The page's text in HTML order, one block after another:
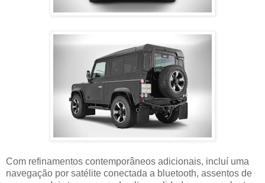
Com refinamentos contemporâneos adicionais, incluí uma
navegação por satélite conectada a bluetooth, assentos de